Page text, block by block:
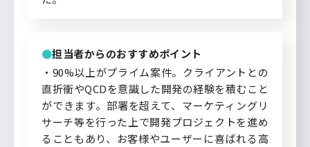
担当者からのおすすめポイント
・90%以上がプライム案件。クライアントとの
直折衝やQCDを意識した開発の経験を積むこと
ができます。部署を超えて、マーケティングリ
サーチ等を行った上で開発プロジェクトを進め
ることもあり、お客様やユーザーに喜ばれる高